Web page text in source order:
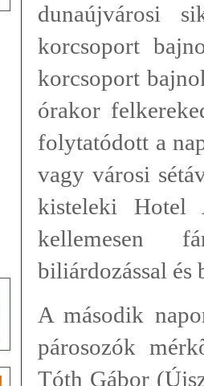
dunaújvárosi
korcsoport
korcsoport
órakor
folytatódott a
vagy városi
kisteleki Hotel
kellemesen
biliárdozással és
A második
párosozók
Tóth Gábor